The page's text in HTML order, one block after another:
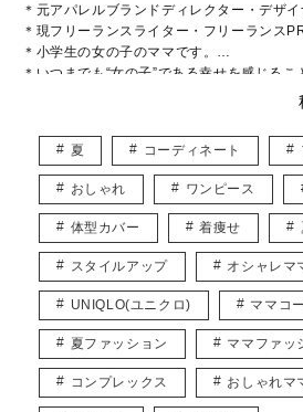
＊元アパレルブランドディレクター・デザ
＊現フリーランスライター・フリーランス
＊小学生の女の子のママです。
＊いつまでも“女の子”である幸せを感じる
や美容などに関心をもって日々過ごしてお
インスタグラム* @eriusa0325https://
メール* eriusa0325@gmail.com
(コンタクトはインスタグラムのDM、メー
※恐れ入りますが、商品に関してのご質問に
夏 コーディネート
おしゃれ ワンピース
体型カバー 着痩せ
スタイルアップ オシャレマ
UNIQLO(ユニクロ) ママコ
夏ファッション ママファッ
コンプレックス おしゃれマ